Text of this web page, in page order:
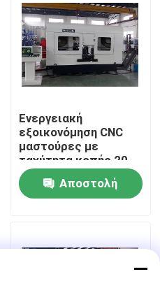
Ενεργειακή
εξοικονόμηση CNC
μαστούρες με
ταχύτητα κοπής 20-
100m/min
Αποστολή